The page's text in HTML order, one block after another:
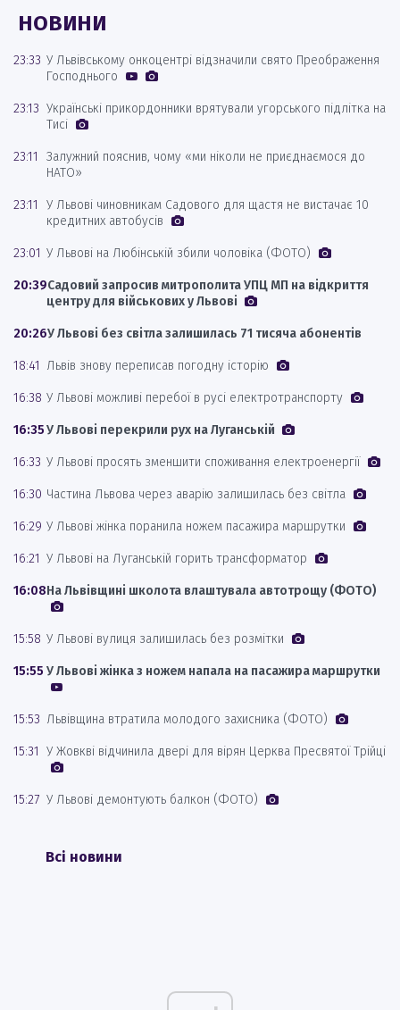
НОВИНИ
23:33 У Львівському онкоцентрі відзначили свято Преображення
Господнього
23:13 Українські прикордонники врятували угорського підлітка на
Тисі
23:11
Залужний пояснив, чому «ми ніколи не приєднаємося до
НАТО»
23:11
У Львові чиновникам Садового для щастя не вистачає 10
кредитних автобусів
23:01 У Львові на Любінській збили чоловіка (ФОТО)
20:39Садовий запросив митрополита УПЦ МП на відкриття
центру для військових у Львові
20:26У Львові без світла залишилась 71 тисяча абонентів
18:41 Львів знову переписав погодну історію
16:38 У Львові можливі перебої в русі електротранспорту
16:35У Львові перекрили рух на Луганській
16:33 У Львові просять зменшити споживання електроенергії
16:30 Частина Львова через аварію залишилась без світла
16:29 У Львові жінка поранила ножем пасажира маршрутки
16:21 У Львові на Луганській горить трансформатор
16:08На Львівщині школота влаштувала автотрощу (ФОТО)
15:58 У Львові вулиця залишилась без розмітки
15:55 У Львові жінка з ножем напала на пасажира маршрутки
15:53 Львівщина втратила молодого захисника (ФОТО)
15:31 У Жовкві відчинила двері для вірян Церква Пресвятої Трійці
15:27 У Львові демонтують балкон (ФОТО)
Всі новини